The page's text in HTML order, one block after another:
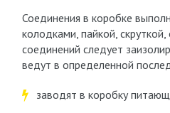
Соединения в коробке
колодками, пайкой,
соединений следует
ведут в определенной
заводят в коробку